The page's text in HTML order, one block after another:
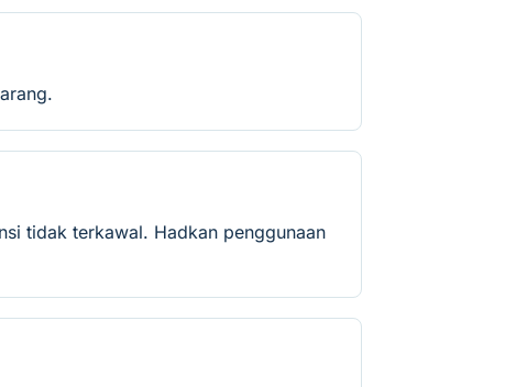
tidak terkawal. Hadkan penggunaan